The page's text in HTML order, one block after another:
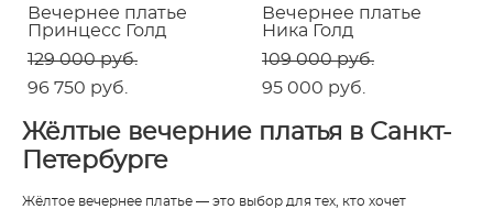
Вечернее платье
Принцесс Голд
129 000 pуб.
96 750 pуб.
Вечернее платье
Ника Голд
109 000 pуб.
95 000 pуб.
Жёлтые вечерние платья в Санкт-
Петербурге
Жёлтое вечернее платье — это выбор для тех, кто хочет